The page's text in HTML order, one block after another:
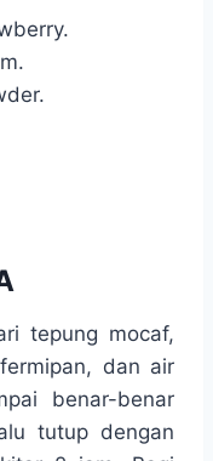
tepung mocaf,
dan air
benar-benar
tutup dengan